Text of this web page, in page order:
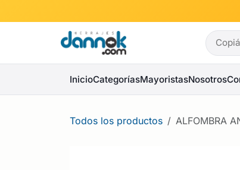
InicioCategoríasMayoristasNosotros
Todos los productos ALFOMBRA